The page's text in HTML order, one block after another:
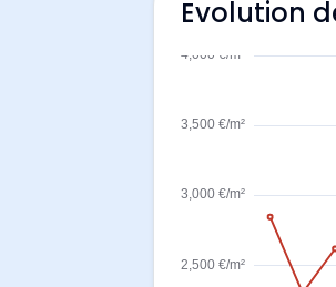
Evolution